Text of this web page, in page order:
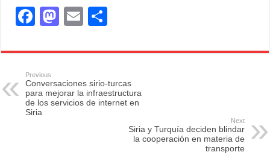
F
c
e
b
o
M
st
o
d
o
E
ail ar
Previous
Conversaciones sirio-turcas
para mejorar la infraestructura
de los servicios de internet en
Siria
Next
Siria y Turquía deciden blindar
la cooperación en materia de
transporte